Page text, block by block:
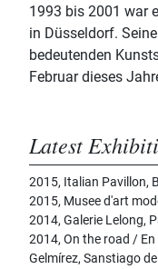
1993 bis 2001 war
in Düsseldorf.
bedeutenden
Februar dieses
Latest
2015, Italian Pavillon,
2015, Musee d'art
2014, Galerie Lelong,
2014, On the road /
Gelmírez, Sanstiago